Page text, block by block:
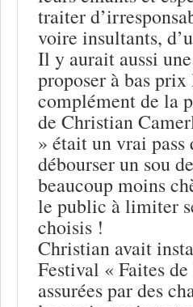
traiter
voire insultants,
Il y aurait aussi
proposer à bas
complément de la
de Christian
» était un vrai pass
débourser un sou
beaucoup moins
le public à limiter
choisis !
Christian avait
Festival « Faites
assurées par des